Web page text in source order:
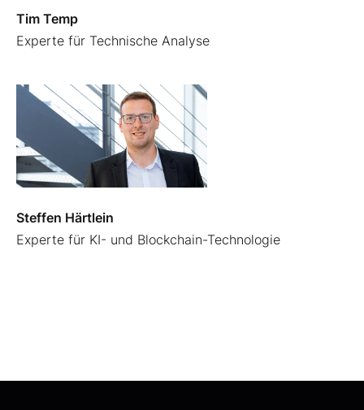
Tim Temp
Experte für Technische Analyse
Steffen Härtlein
Experte für KI- und Blockchain-Technologie